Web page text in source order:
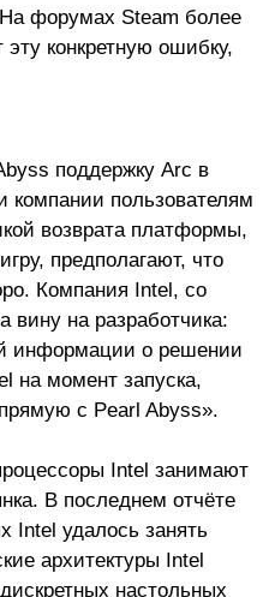
форумах Steam более
конкретную ошибку,
поддержку Arc в
пользователям
возврата платформы,
предполагают, что
Компания Intel, со
вину на разработчика:
информации о решении
на момент запуска,
с Pearl Abyss».
Intel занимают
В последнем отчёте
Intel удалось занять
архитектуры Intel
настольных